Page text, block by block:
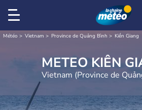
Météo Vietnam Province de Quảng Bình Kiến Giang
METEO
Vietnam (Province de